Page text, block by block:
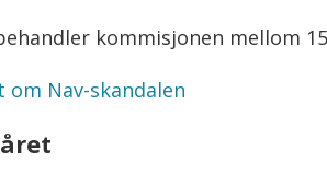
kommisjonen mellom
om Nav-skandalen